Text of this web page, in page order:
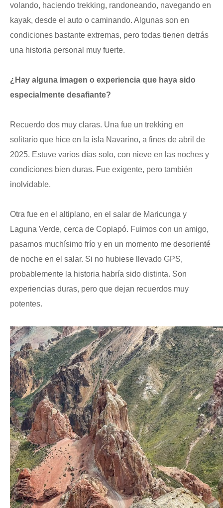
volando, haciendo trekking, randoneando, navegando en
kayak, desde el auto o caminando. Algunas son en
condiciones bastante extremas, pero todas tienen detrás
una historia personal muy fuerte.
¿Hay alguna imagen o experiencia que haya sido
especialmente desafiante?
Recuerdo dos muy claras. Una fue un trekking en
solitario que hice en la isla Navarino, a fines de abril de
2025. Estuve varios días solo, con nieve en las noches y
condiciones bien duras. Fue exigente, pero también
inolvidable.
Otra fue en el altiplano, en el salar de Maricunga y
Laguna Verde, cerca de Copiapó. Fuimos con un amigo,
pasamos muchísimo frío y en un momento me desorienté
de noche en el salar. Si no hubiese llevado GPS,
probablemente la historia habría sido distinta. Son
experiencias duras, pero que dejan recuerdos muy
potentes.